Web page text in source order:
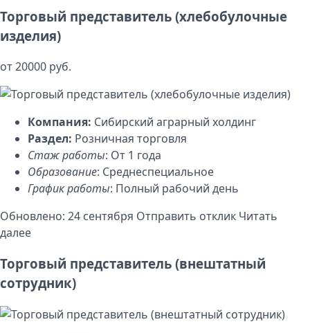
Торговый представитель (хлебобулочные
изделия)
от 20000 руб.
Компания: Сибирский аграрный холдинг
Раздел: Розничная торговля
Стаж работы: От 1 года
Образование: Среднеспециальное
График работы: Полный рабочий день
Обновлено: 24 сентября Отправить отклик Читать
далее
Торговый представитель (внештатный
сотрудник)